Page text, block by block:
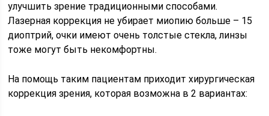
улучшить зрение традиционными способами.
Лазерная коррекция не убирает миопию больше – 15
диоптрий, очки имеют очень толстые стекла, линзы
тоже могут быть некомфортны.
На помощь таким пациентам приходит хирургическая
коррекция зрения, которая возможна в 2 вариантах: